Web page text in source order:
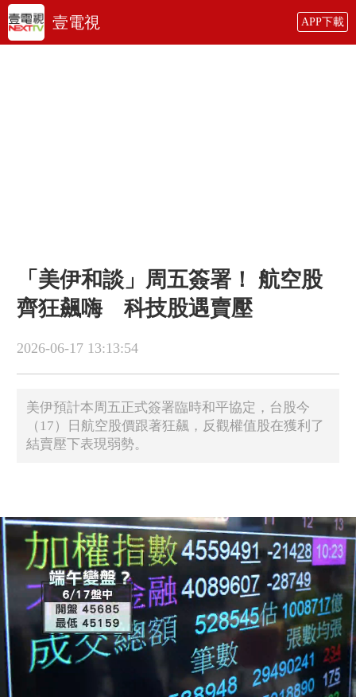
壹電視 APP下載
「美伊和談」周五簽署！ 航空股
齊狂飆嗨 科技股遇賣壓
2026-06-17 13:13:54
美伊預計本周五正式簽署臨時和平協定，台股今
（17）日航空股價跟著狂飆，反觀權值股在獲利了
結賣壓下表現弱勢。